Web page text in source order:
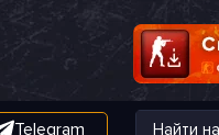
Telegram